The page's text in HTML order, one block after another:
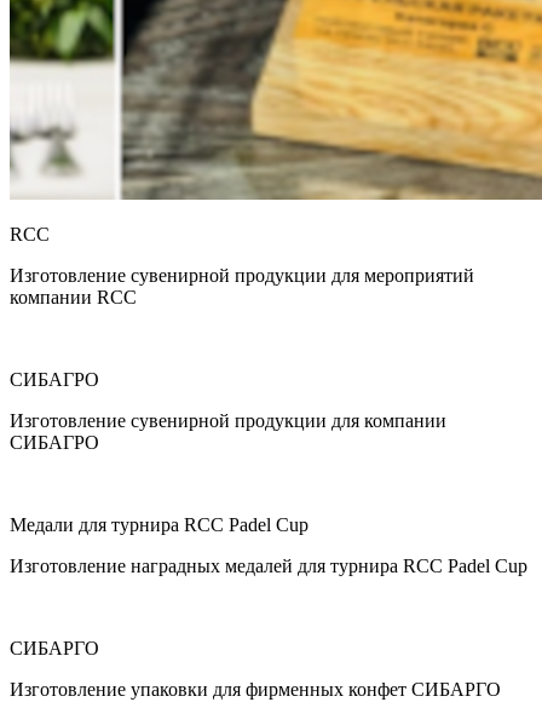
RCC
Изготовление сувенирной продукции для мероприятий
компании RCC
СИБАГРО
Изготовление сувенирной продукции для компании
СИБАГРО
Медали для турнира RCC Padel Cup
Изготовление наградных медалей для турнира RCC Padel Cup
СИБАРГО
Изготовление упаковки для фирменных конфет СИБАРГО